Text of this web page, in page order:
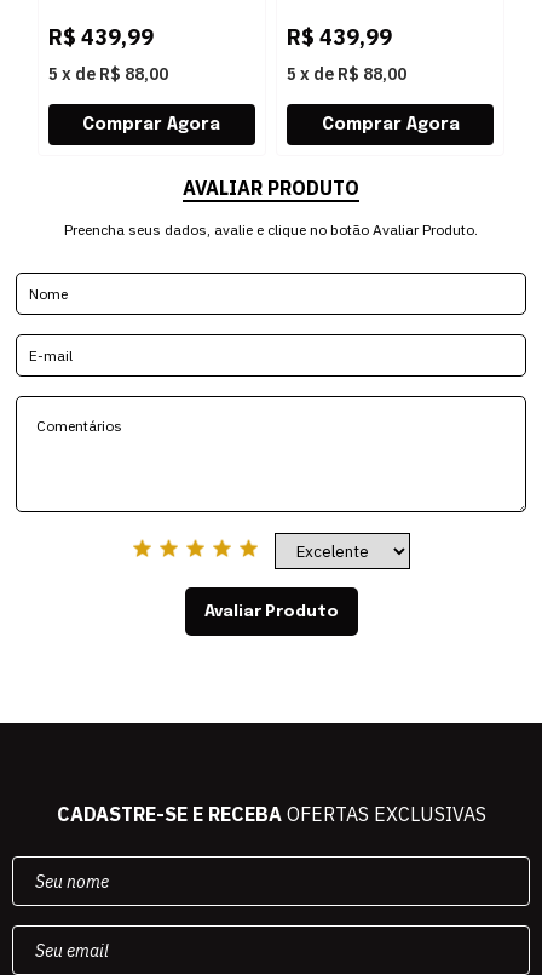
R$ 439,99
5 x de R$ 88,00
R$ 439,99
5 x de R$ 88,00
AVALIAR PRODUTO
Preencha seus dados, avalie e clique no botão Avaliar Produto.
Avaliar Produto
CADASTRE-SE E RECEBAOFERTAS EXCLUSIVAS